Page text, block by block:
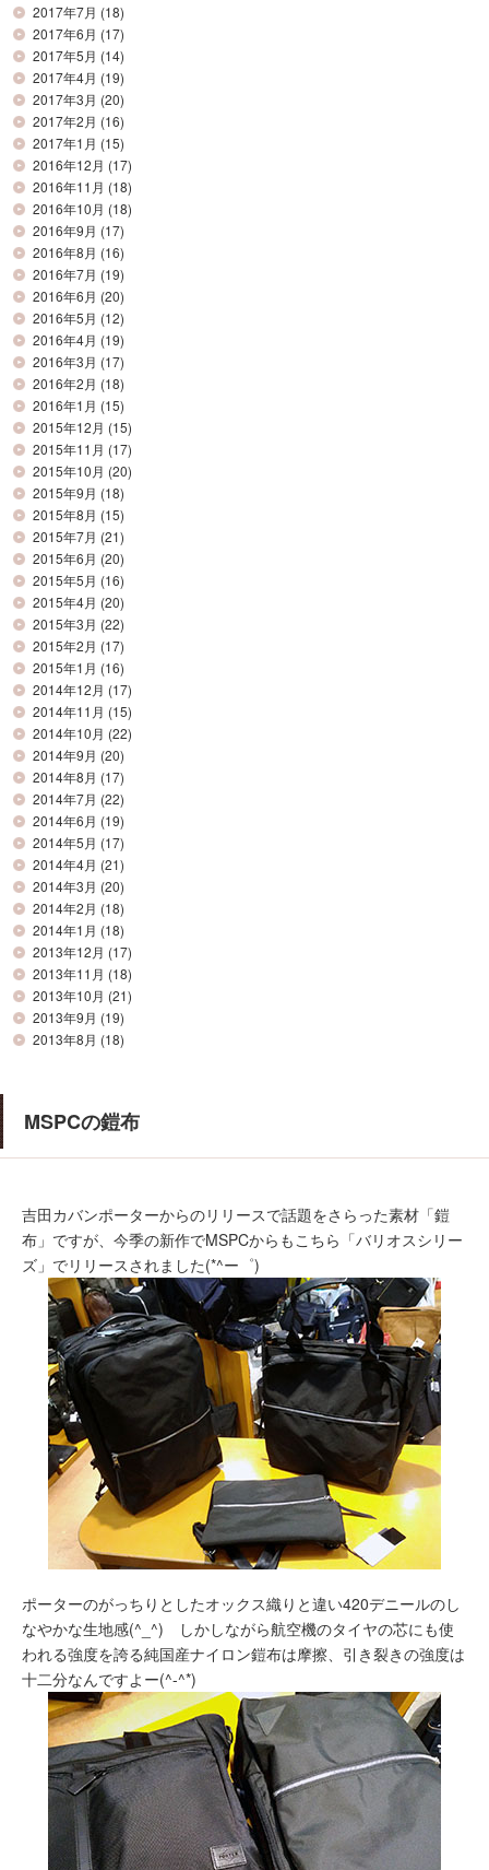
2017年7月 (18)
2017年6月 (17)
2017年5月 (14)
2017年4月 (19)
2017年3月 (20)
2017年2月 (16)
2017年1月 (15)
2016年12月 (17)
2016年11月 (18)
2016年10月 (18)
2016年9月 (17)
2016年8月 (16)
2016年7月 (19)
2016年6月 (20)
2016年5月 (12)
2016年4月 (19)
2016年3月 (17)
2016年2月 (18)
2016年1月 (15)
2015年12月 (15)
2015年11月 (17)
2015年10月 (20)
2015年9月 (18)
2015年8月 (15)
2015年7月 (21)
2015年6月 (20)
2015年5月 (16)
2015年4月 (20)
2015年3月 (22)
2015年2月 (17)
2015年1月 (16)
2014年12月 (17)
2014年11月 (15)
2014年10月 (22)
2014年9月 (20)
2014年8月 (17)
2014年7月 (22)
2014年6月 (19)
2014年5月 (17)
2014年4月 (21)
2014年3月 (20)
2014年2月 (18)
2014年1月 (18)
2013年12月 (17)
2013年11月 (18)
2013年10月 (21)
2013年9月 (19)
2013年8月 (18)
MSPCの鎧布
吉田カバンポーターからのリリースで話題をさらった素材「鎧
布」ですが、今季の新作でMSPCからもこちら「バリオスシリー
ズ」でリリースされました(*^ー゜)
ポーターのがっちりとしたオックス織りと違い420デニールのし
なやかな生地感(^_^) しかしながら航空機のタイヤの芯にも使
われる強度を誇る純国産ナイロン鎧布は摩擦、引き裂きの強度は
十二分なんですよー(^-^*)